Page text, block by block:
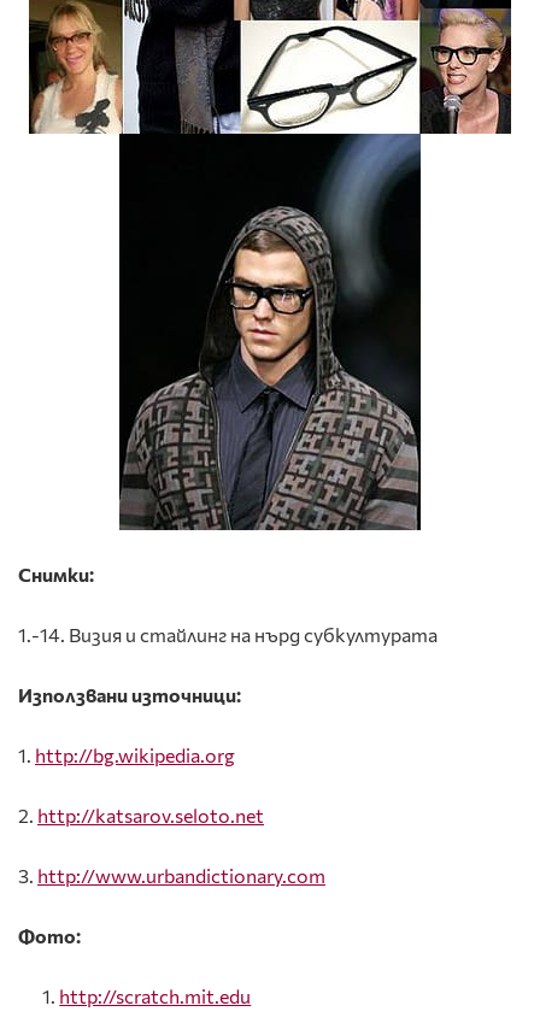
Снимки:
1.-14. Визия и стайлинг на нърд субкултурата
Използвани източници:
1. http://bg.wikipedia.org
2. http://katsarov.seloto.net
3. http://www.urbandictionary.com
Фото:
http://scratch.mit.edu